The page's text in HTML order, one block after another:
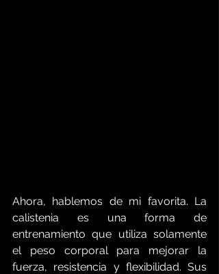
Ahora, hablemos de mi favorita. La
calistenia es una forma de
entrenamiento que utiliza solamente
el peso corporal para mejorar la
fuerza, resistencia y flexibilidad. Sus